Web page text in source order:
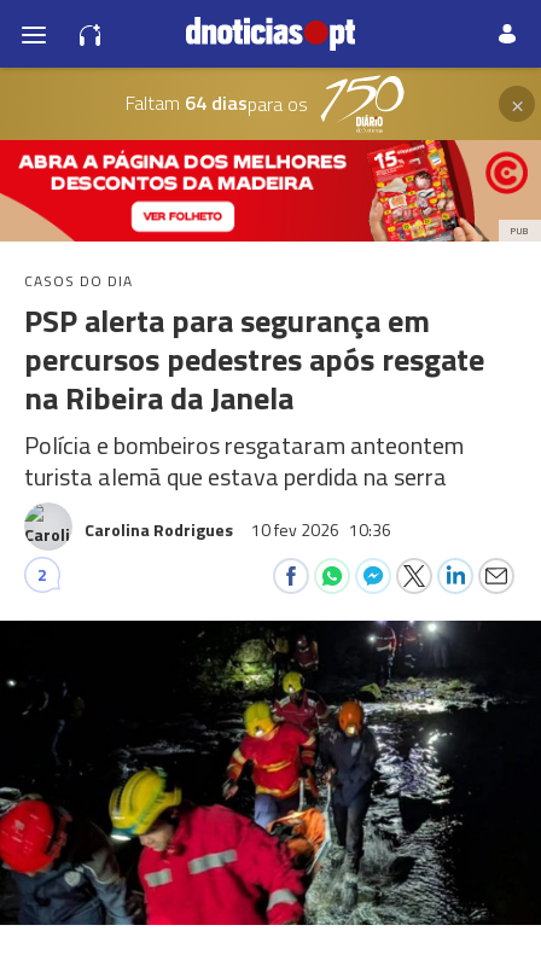
Faltam 64 diaspara os ×
PUB
CASOS DO DIA
PSP alerta para segurança em
percursos pedestres após resgate
na Ribeira da Janela
Polícia e bombeiros resgataram anteontem
turista alemã que estava perdida na serra
Carolina Rodrigues 10 fev 2026 10:36
2